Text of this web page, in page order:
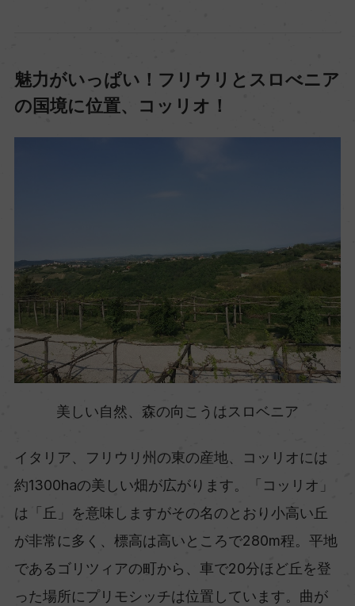
魅力がいっぱい！フリウリとスロべニア
の国境に位置、コッリオ！
美しい自然、森の向こうはスロベニア
イタリア、フリウリ州の東の産地、コッリオには
約1300haの美しい畑が広がります。「コッリオ」
は「丘」を意味しますがその名のとおり小高い丘
が非常に多く、標高は高いところで280m程。平地
であるゴリツィアの町から、車で20分ほど丘を登
った場所にプリモシッチは位置しています。曲が